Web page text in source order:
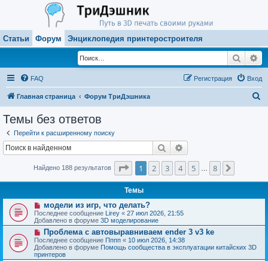
Статьи Форум Энциклопедия принтеростроителя
Поиск
FAQ Вход
Регистрация
Главная страница Форум ТриДэшника
Темы без ответов
Перейти к расширенному поиску
Поиск
Найдено 188 результатов Страница1 из
1 2 3 4 5 8
Темы
Н
о
в
о
с
о
о
модели из игр, что делать?
Последнее сообщение Lirey « 27 июл 2026, 21:55
Добавлено в форуме 3D моделирование
Н
о
в
о
е
Проблема с автовыравниваем ender 3 v3 ke
Последнее сообщение Пппп « 10 июл 2026, 14:38
Добавлено в форуме Помощь сообщества в эксплуатации китайских 3D
принтеров